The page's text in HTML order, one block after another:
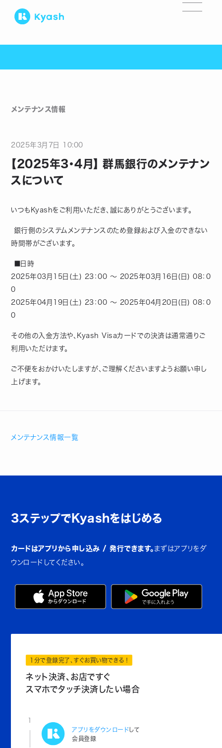
メンテナンス情報
2025年 3月 7 日 10:00
【2025年3・4月】 群馬銀行のメンテナン
スについて
いつもKyashをご利用いただき、誠にありがとうございます。
銀行側のシステムメンテナンスのため登録および入金のできない
時間帯がございます。
■日時
2025年03月15日(土) 23：00 ～ 2025年03月16日(日) 08：0
0
2025年04月19日(土) 23：00 ～ 2025年04月20日(日) 08：0
0
その他の入金方法や、Kyash Visaカードでの決済は通常通りご
利用いただけます。
ご不便をおかけいたしますが、ご理解くださいますようお願い申し
上げます。
メンテナンス情報一覧
3ステップでKyashをはじめる
カードはアプリから申し込み / 発行できます。 まずはアプリをダ
ウンロードしてください。
1分で登録完了、すぐお買い物できる！
ネット決済、お店ですぐ
スマホでタッチ決済したい場合
1
アプリをダウンロードして
会員登録